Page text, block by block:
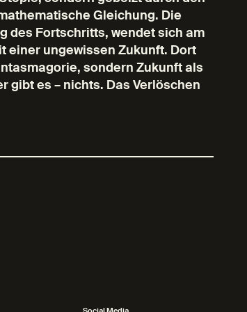
Gleichung. Die
des Fortschritts, wendet sich am
einer ungewissen Zukunft. Dort
sondern Zukunft als
gibt es – nichts. Das Verlöschen